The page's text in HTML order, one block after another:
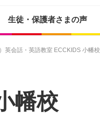
生徒・保護者さまの声
英会話・英語教室 ECCKIDS 小幡校
幡校